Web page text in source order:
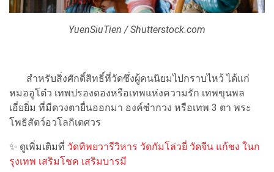
YuenSiuTien / Shutterstock.com
สำหรับสิ่งศักดิ์สิทธิ์ที่วัดซึ่งผู้คนนิยมไปกราบไหว้ ได้แก่
หมออูโต๋ว เทพปรองดองหรือเทพแห่งความรัก เทพขุนพล
เอี่ยยิ่ม ที่มีดวงตายื่นออกมา องค์ซำกวง หรือเทพ 3 ตา พระ
โพธิสัตว์อวโลกิเตศวร
✨ ดูเพิ่มเติมที่ วัดทิพยวารีวิหาร วัดกัมโล่วยี่ วัดจีน แก้ชง ในก
รุงเทพ เสริมโชค เสริมบารมี